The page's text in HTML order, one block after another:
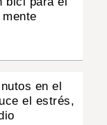
en el
el estrés,